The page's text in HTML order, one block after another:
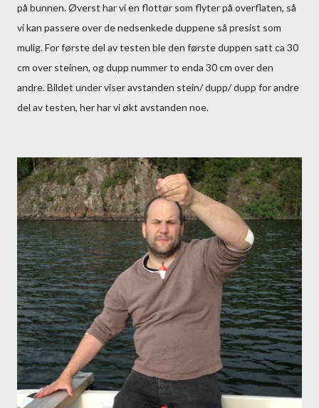
på bunnen. Øverst har vi en flottør som flyter på overflaten, så
vi kan passere over de nedsenkede duppene så presist som
mulig. For første del av testen ble den første duppen satt ca 30
cm over steinen, og dupp nummer to enda 30 cm over den
andre. Bildet under viser avstanden stein/ dupp/ dupp for andre
del av testen, her har vi økt avstanden noe.